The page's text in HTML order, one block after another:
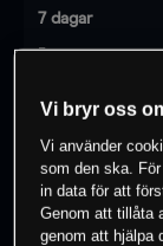
7 dagar
-
0% av
Vi bryr oss
Vi använder
som den ska.
in data för att
Genom att tillåta
genom att hjälpa